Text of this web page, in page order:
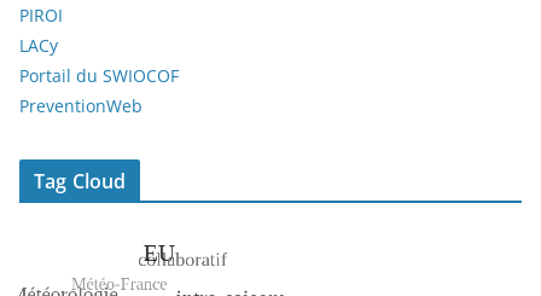
PIROI
LACy
Portail du SWIOCOF
PreventionWeb
Tag Cloud